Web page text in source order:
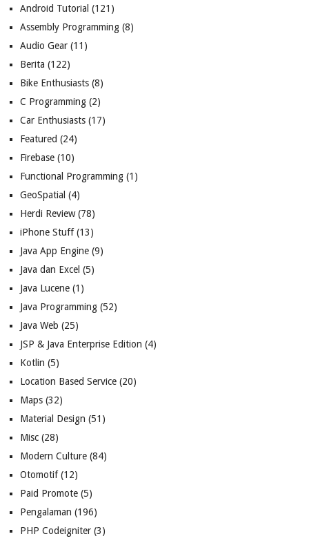
Android Tutorial (121)
Assembly Programming(8)
Audio Gear(11)
Berita (122)
Bike Enthusiasts(8)
C Programming(2)
Car Enthusiasts(17)
Featured (24)
Firebase(10)
Functional Programming(1)
GeoSpatial (4)
Herdi Review(78)
iPhone Stuff(13)
Java App Engine(9)
Java dan Excel (5)
Java Lucene(1)
Java Programming(52)
Java Web (25)
JSP & Java Enterprise Edition (4)
Kotlin (5)
Location Based Service(20)
Maps(32)
Material Design (51)
Misc(28)
Modern Culture(84)
Otomotif(12)
Paid Promote(5)
Pengalaman (196)
PHP Codeigniter(3)